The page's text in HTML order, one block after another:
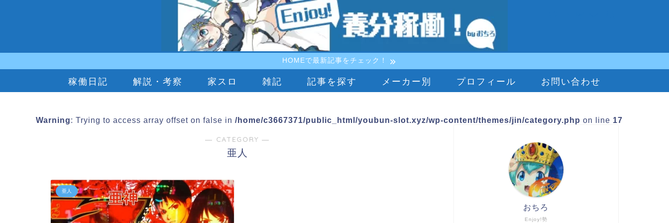
HOMEで最新記事をチェック！
稼働日記 解説・考察 家スロ 雑記 記事を探す メーカー別 プロフィール お問い合わせ
Warning: Trying to access array offset on false in /home/c3667371/public_html/youbun-slot.xyz/wp-content/themes/jin/category.php on line 17
― CATEGORY ―
亜人
亜人
Enjoy!勢
おちろ